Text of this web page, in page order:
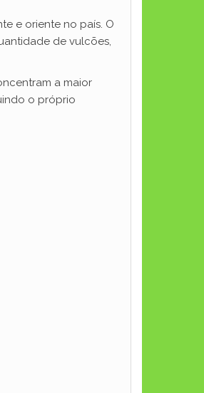
e oriente no país. O
de vulcões,
a maior
o próprio